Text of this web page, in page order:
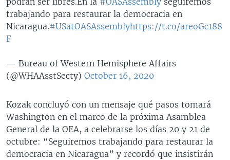
trabajando para restaurar la democracia en
Nicaragua.#USatOASAssemblyhttps://t.co/areoGc188
F
— Bureau of Western Hemisphere Affairs
(@WHAAsstSecty) October 16, 2020
Kozak concluyó con un mensaje qué pasos tomará
Washington en el marco de la próxima Asamblea
General de la OEA, a celebrarse los días 20 y 21 de
octubre: “Seguiremos trabajando para restaurar la
democracia en Nicaragua” y recordó que insistirán